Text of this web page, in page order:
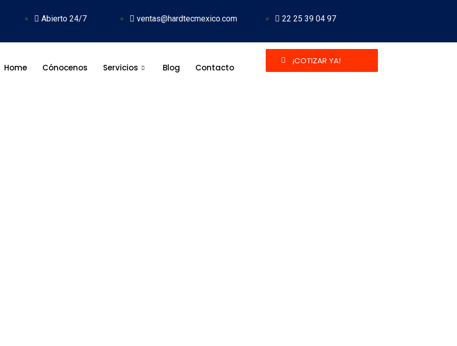
Abierto 24/7 ventas@hardtecmexico.com 22 25 39 04 97
Home Cónocenos Servicios Blog Contacto
¡COTIZAR YA!